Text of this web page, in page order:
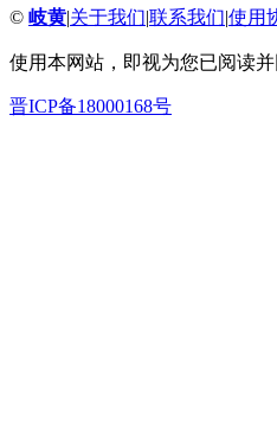
© 岐黄|关于我们|联系我们|使用
使用本网站，即视为您已阅读
晋ICP备18000168号